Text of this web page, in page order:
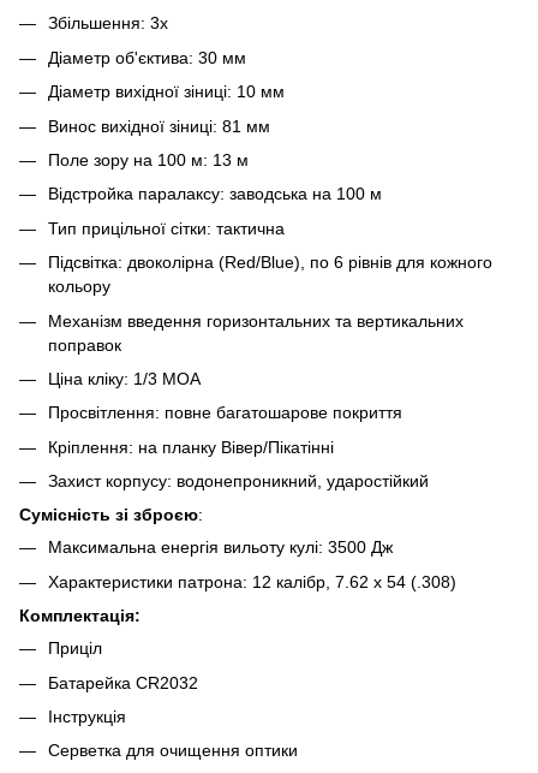
Збільшення: 3х
Діаметр об'єктива: 30 мм
Діаметр вихідної зіниці: 10 мм
Винос вихідної зіниці: 81 мм
Поле зору на 100 м: 13 м
Відстройка паралаксу: заводська на 100 м
Тип прицільної сітки: тактична
Підсвітка: двоколірна (Red/Blue), по 6 рівнів для кожного
кольору
Механізм введення горизонтальних та вертикальних
поправок
Ціна кліку: 1/3 MOA
Просвітлення: повне багатошарове покриття
Кріплення: на планку Вівер/Пікатінні
Захист корпусу: водонепроникний, ударостійкий
Сумісність зі зброєю:
Максимальна енергія вильоту кулі: 3500 Дж
Характеристики патрона: 12 калібр, 7.62 x 54 (.308)
Комплектація:
Приціл
Батарейка CR2032
Інструкція
Серветка для очищення оптики